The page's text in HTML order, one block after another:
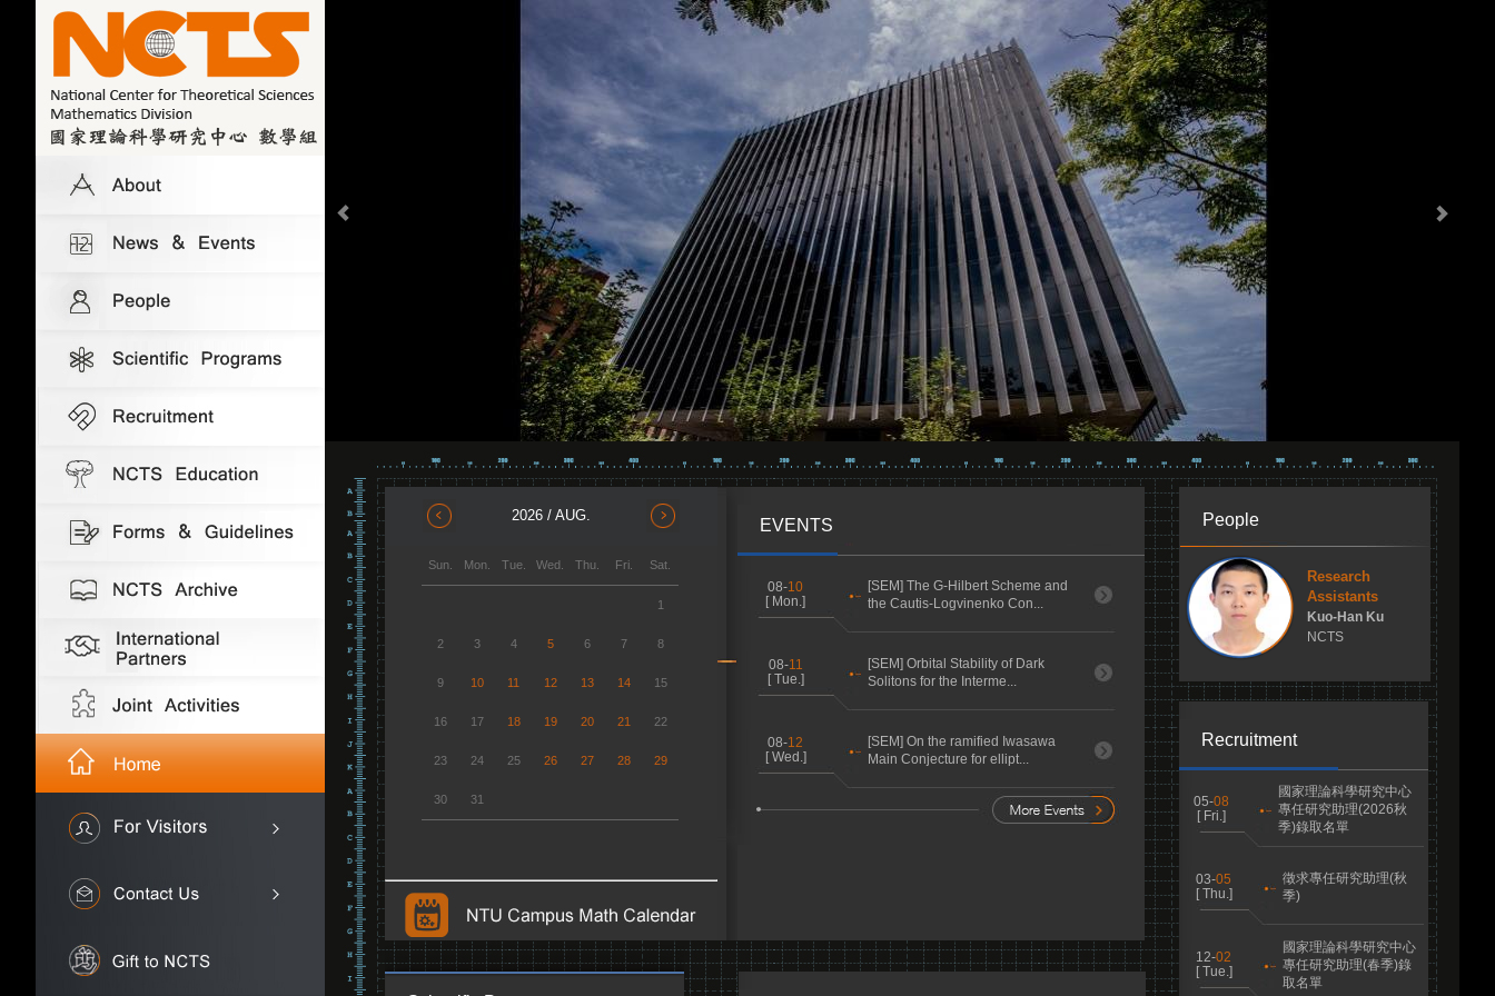
2026 / AUG.
Sun. Mon. Tue. Wed. Thu. Fri. Sat.
1
2 3 4 5 6 7 8
9 10 11 12 13 14 15
16 17 18 19 20 21 22
23 24 25 26 27 28 29
30 31
EVENTS
08-10
[ Mon.]
[SEM] The G-Hilbert Scheme and
the Cautis-Logvinenko Con...
08-11
[ Tue.]
[SEM] Orbital Stability of Dark
Solitons for the Interme...
08-12
[ Wed.]
[SEM] On the ramified Iwasawa
Main Conjecture for ellipt...
People
Research
Assistants
Kuo-Han Ku
NCTS
Recruitment
05-08
[ Fri.]
國家理論科學研究中心
專任研究助理(2026秋
季)錄取名單
03-05
[ Thu.]
徵求專任研究助理(秋
季)
12-02
[ Tue.]
國家理論科學研究中心
專任研究助理(春季)錄
取名單